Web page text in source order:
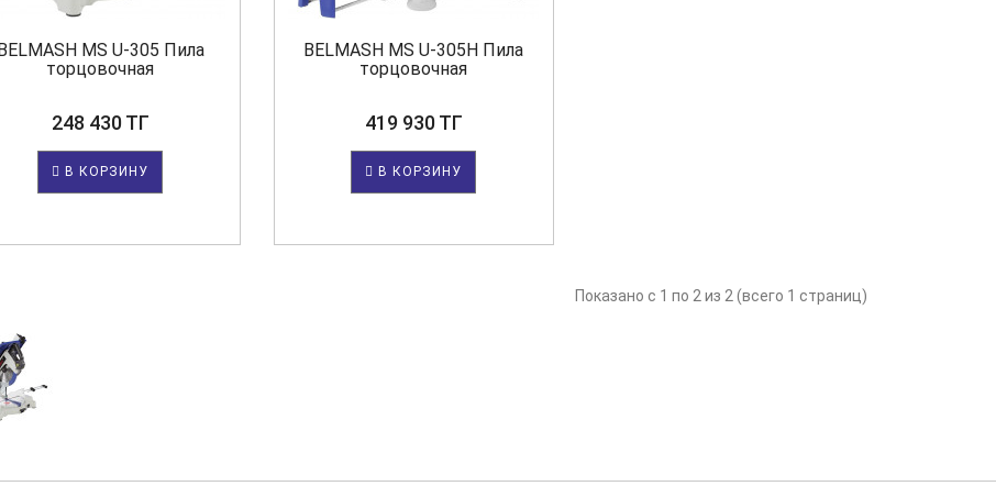
MS U-305 Пила
торцовочная
248 430 ТГ
В КОРЗИНУ
BELMASH MS U-305H Пила
торцовочная
419 930 ТГ
В КОРЗИНУ
Показано с 1 по 2 из 2 (всего 1 страниц)